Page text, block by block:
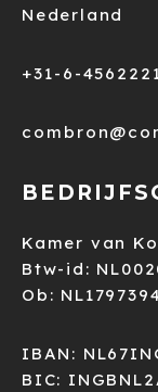
Nederland
+31-6-
Kamer van
Btw-id:
Ob:
IBAN:
BIC: